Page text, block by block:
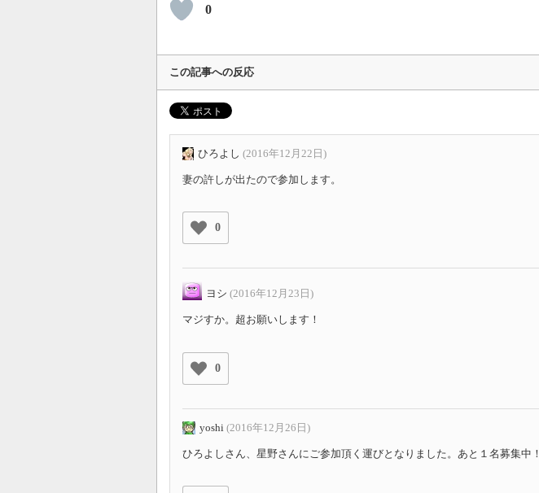
0
この記事への反応
ひろよし (2016年12月22日)
妻の許しが出たので参加します。
0
ヨシ (2016年12月23日)
マジすか。超お願いします！
0
yoshi (2016年12月26日)
ひろよしさん、星野さんにご参加頂く運びとなりました。あと１名募集中！